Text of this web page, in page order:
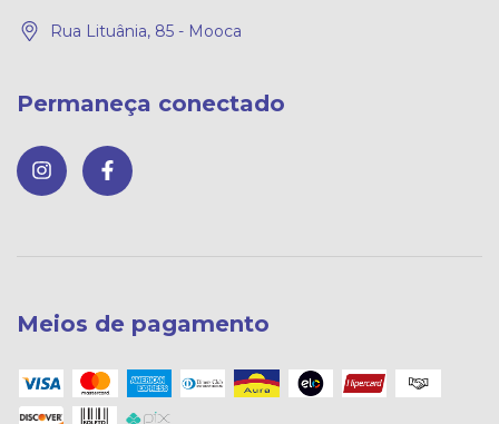
Rua Lituânia, 85 - Mooca
Permaneça conectado
Meios de pagamento